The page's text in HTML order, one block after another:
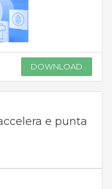
DOWNLOAD
e punta